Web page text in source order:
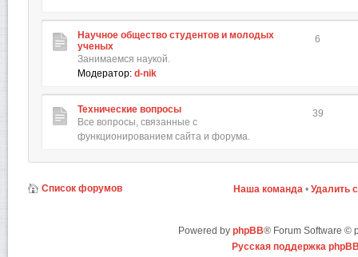
Научное общество студентов и молодых
ученых
Занимаемся наукой.
Модератор: d-nik
6
Технические вопросы
Все вопросы, связанные с
функционированием сайта и форума.
39
Список форумов Наша команда • Удалить
Powered by phpBB® Forum Software ©
Русская поддержка